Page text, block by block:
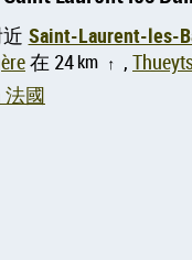
Saint-Laurent-les-
在 24km ↑ ,
國